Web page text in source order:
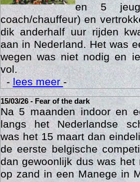
en 5
coach/chauffeur) en
dik anderhalf uur rijden
aan in Nederland. Het was
wegen was niet nodig en
vol.
-lees meer-
15/03/26 - Fear of the dark
Na 5 maanden indoor en
langs het Nederlandse
was het 15 maart dan
de eerste belgische
dan gewoonlijk dus was
op zand in een Manege in